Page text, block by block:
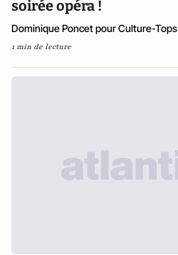
soirée opéra !
Dominique Poncet pour Culture-Tops
1 min de lecture